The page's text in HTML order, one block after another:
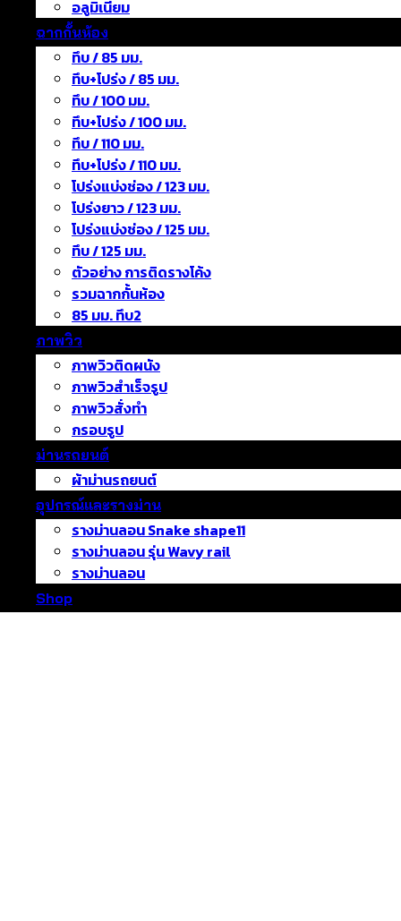
อลูมิเนียม
ฉากกั้นห้อง
ทึบ / 85 มม.
ทึบ+โปร่ง / 85 มม.
ทึบ / 100 มม.
ทึบ+โปร่ง / 100 มม.
ทึบ / 110 มม.
ทึบ+โปร่ง / 110 มม.
โปร่งแบ่งช่อง / 123 มม.
โปร่งยาว / 123 มม.
โปร่งแบ่งช่อง / 125 มม.
ทึบ / 125 มม.
ตัวอย่าง การติดรางโค้ง
รวมฉากกั้นห้อง
85 มม. ทึบ2
ภาพวิว
ภาพวิวติดผนัง
ภาพวิวสำเร็จรูป
ภาพวิวสั่งทำ
กรอบรูป
ม่านรถยนต์
ผ้าม่านรถยนต์
อุปกรณ์และรางม่าน
รางม่านลอน Snake shape11
รางม่านลอน รุ่น Wavy rail
รางม่านลอน
Shop